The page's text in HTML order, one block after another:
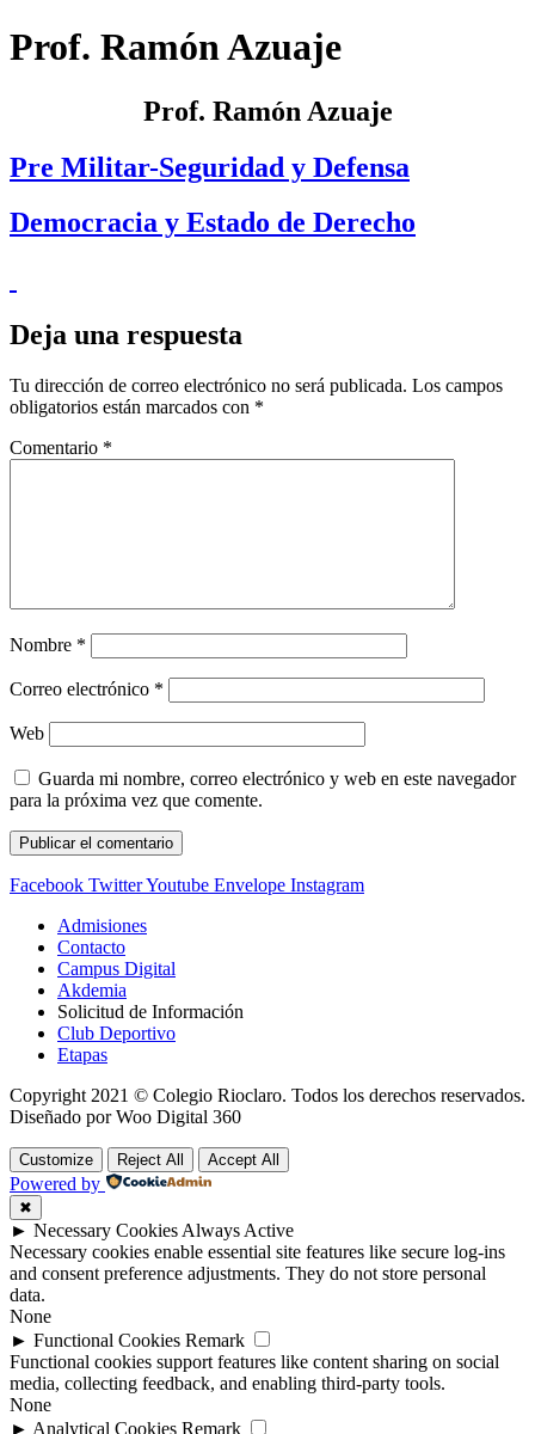
Prof. Ramón Azuaje
Prof. Ramón Azuaje
Pre Militar-Seguridad y Defensa
Democracia y Estado de Derecho
Deja una respuesta
Tu dirección de correo electrónico no será publicada. Los campos
obligatorios están marcados con *
Comentario *
Nombre *
Correo electrónico *
Web
Guarda mi nombre, correo electrónico y web en este navegador
para la próxima vez que comente.
Facebook TwitterYoutube Envelope Instagram
Admisiones
Contacto
Campus Digital
Akdemia
Solicitud de Información
Club Deportivo
Etapas
Copyright 2021 © Colegio Rioclaro. Todos los derechos reservados.
Diseñado por Woo Digital 360
Customize Reject All Accept All
Powered by
✖
► Necessary Cookies Always Active
Necessary cookies enable essential site features like secure log-ins
and consent preference adjustments. They do not store personal
data.
None
► Functional Cookies Remark
Functional cookies support features like content sharing on social
media, collecting feedback, and enabling third-party tools.
None
► Analytical Cookies Remark